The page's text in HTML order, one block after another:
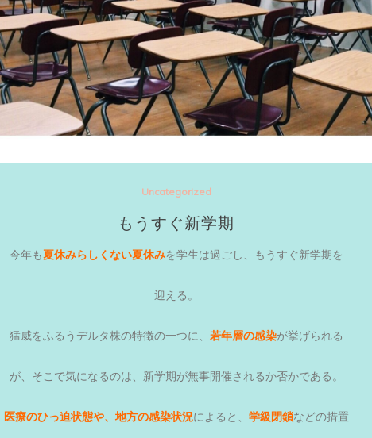
Uncategorized
もうすぐ新学期
今年も夏休みらしくない夏休みを学生は過ごし、もうすぐ新学期を
迎える。
猛威をふるうデルタ株の特徴の一つに、 若年層の感染が挙げられる
が、そこで気になるのは、新学期が無事開催されるか否かである。
医療のひっ迫状態や、地方の感染状況によると、 学級閉鎖などの措置